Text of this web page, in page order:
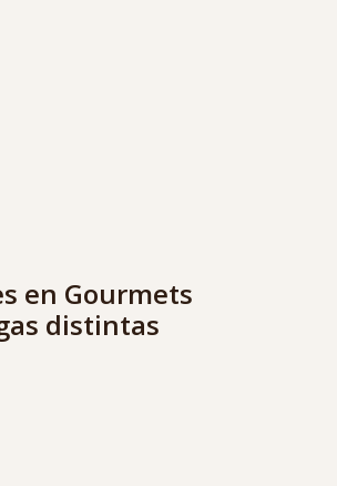
en Gourmets
distintas